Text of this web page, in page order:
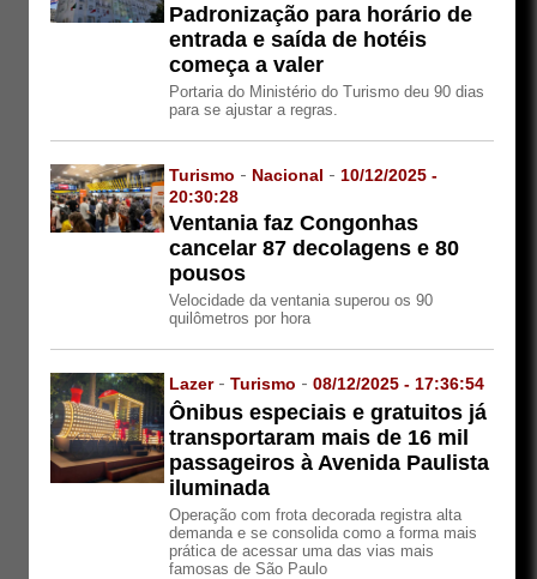
Padronização para horário de
entrada e saída de hotéis
começa a valer
Portaria do Ministério do Turismo deu 90 dias
para se ajustar a regras.
Turismo - Nacional - 10/12/2025 -
20:30:28
Ventania faz Congonhas
cancelar 87 decolagens e 80
pousos
Velocidade da ventania superou os 90
quilômetros por hora
Lazer-Turismo -08/12/2025 - 17:36:54
Ônibus especiais e gratuitos já
transportaram mais de 16 mil
passageiros à Avenida Paulista
iluminada
Operação com frota decorada registra alta
demanda e se consolida como a forma mais
prática de acessar uma das vias mais
famosas de São Paulo